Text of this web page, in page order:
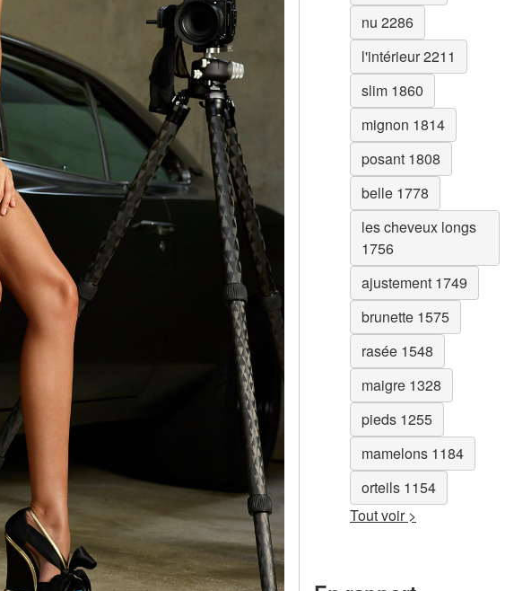
nu 2286
l'intérieur 2211
slim 1860
mignon 1814
posant 1808
belle 1778
les cheveux longs
1756
ajustement 1749
brunette 1575
rasée 1548
maigre 1328
pieds 1255
mamelons 1184
orteils 1154
Tout voir >